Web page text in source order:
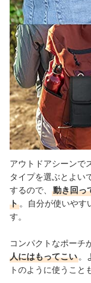
アウトドアシーンで
タイプを選ぶとよい
するので、
動き回っ
ト 。自分が使いやす
す。
コンパクトなポーチ
人にはもってこい 。
トのように使うこと